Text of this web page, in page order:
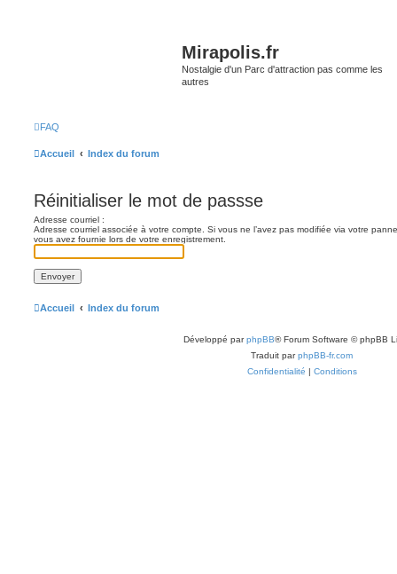
Mirapolis.fr
Nostalgie d'un Parc d'attraction pas comme les
autres
FAQ
Accueil Index du forum
Réinitialiser le mot de passse
Adresse courriel :
Adresse courriel associée à votre compte. Si vous ne l’avez pas modifiée via votre
vous avez fournie lors de votre enregistrement.
Accueil Index du forum
Développé parphpBB® Forum Software © phpBB
Traduit parphpBB-fr.com
Confidentialité | Conditions